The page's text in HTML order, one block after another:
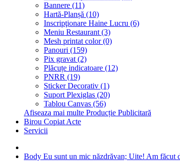
Bannere (11)
Hartă-Planșă (10)
Inscripţionare Haine Lucru (6)
Meniu Restaurant (3)
Mesh printat color (0)
Panouri (159)
Pix gravat (2)
Plăcuțe indicatoare (12)
PNRR (19)
Sticker Decorativ (1)
Suport Plexiglas (20)
Tablou Canvas (56)
Afiseaza mai multe Producție Publicitară
Birou Copiat Acte
Servicii
Body Eu sunt un mic năzdrăvan; Uite! Am făcut